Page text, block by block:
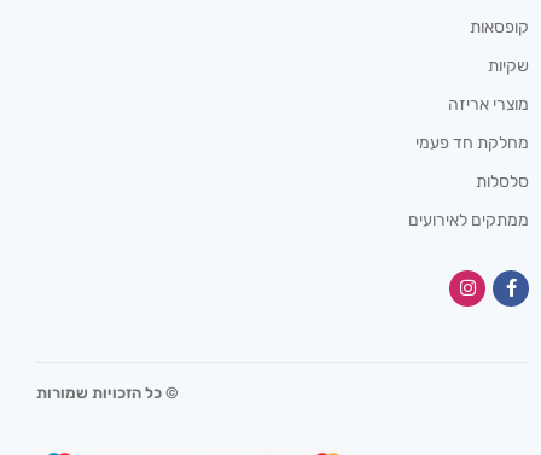
קופסאות
שקיות
מוצרי אריזה
מחלקת חד פעמי
סלסלות
ממתקים לאירועים
© כל הזכויות שמורות